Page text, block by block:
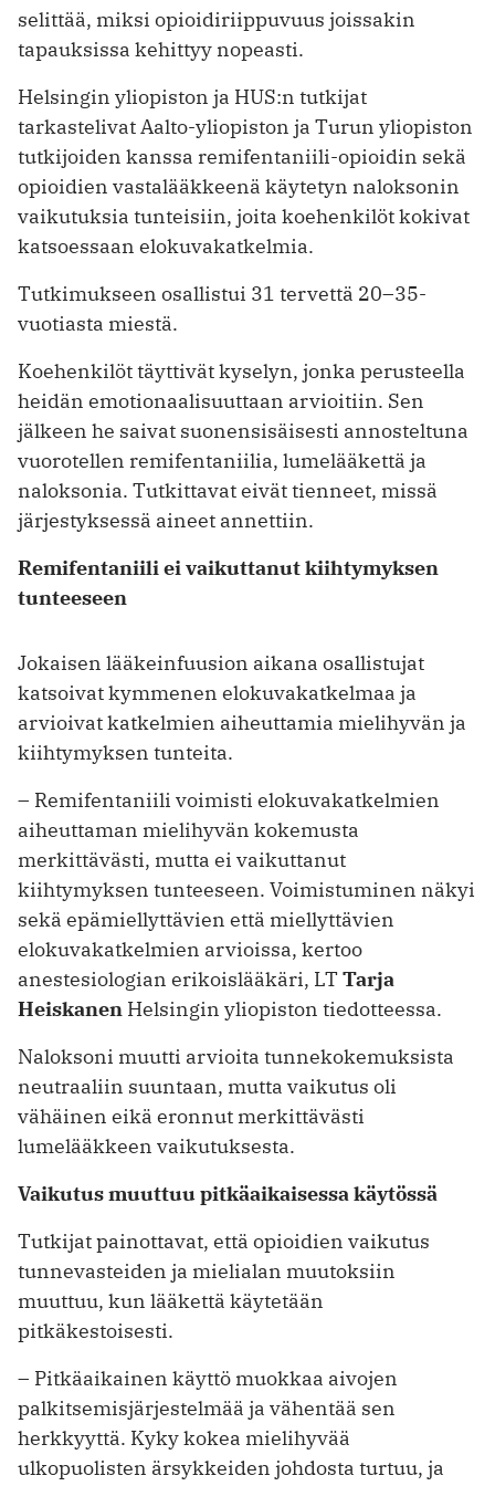
selittää, miksi opioidiriippuvuus joissakin
tapauksissa kehittyy nopeasti.
Helsingin yliopiston ja HUS:n tutkijat
tarkastelivat Aalto-yliopiston ja Turun yliopiston
tutkijoiden kanssa remifentaniili-opioidin sekä
opioidien vastalääkkeenä käytetyn naloksonin
vaikutuksia tunteisiin, joita koehenkilöt kokivat
katsoessaan elokuvakatkelmia.
Tutkimukseen osallistui 31 tervettä 20–35-
vuotiasta miestä.
Koehenkilöt täyttivät kyselyn, jonka perusteella
heidän emotionaalisuuttaan arvioitiin. Sen
jälkeen he saivat suonensisäisesti annosteltuna
vuorotellen remifentaniilia, lumelääkettä ja
naloksonia. Tutkittavat eivät tienneet, missä
järjestyksessä aineet annettiin.
Remifentaniili ei vaikuttanut kiihtymyksen
tunteeseen
Jokaisen lääkeinfuusion aikana osallistujat
katsoivat kymmenen elokuvakatkelmaa ja
arvioivat katkelmien aiheuttamia mielihyvän ja
kiihtymyksen tunteita.
– Remifentaniili voimisti elokuvakatkelmien
aiheuttaman mielihyvän kokemusta
merkittävästi, mutta ei vaikuttanut
kiihtymyksen tunteeseen. Voimistuminen näkyi
sekä epämiellyttävien että miellyttävien
elokuvakatkelmien arvioissa, kertoo
anestesiologian erikoislääkäri, LTTarja
Heiskanen Helsingin yliopiston tiedotteessa.
Naloksoni muutti arvioita tunnekokemuksista
neutraaliin suuntaan, mutta vaikutus oli
vähäinen eikä eronnut merkittävästi
lumelääkkeen vaikutuksesta.
Vaikutus muuttuu pitkäaikaisessa käytössä
Tutkijat painottavat, että opioidien vaikutus
tunnevasteiden ja mielialan muutoksiin
muuttuu, kun lääkettä käytetään
pitkäkestoisesti.
– Pitkäaikainen käyttö muokkaa aivojen
palkitsemisjärjestelmää ja vähentää sen
herkkyyttä. Kyky kokea mielihyvää
ulkopuolisten ärsykkeiden johdosta turtuu, ja